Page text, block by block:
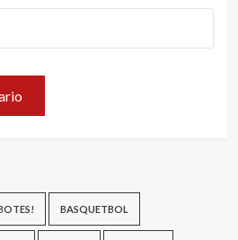
BASQUETBOL